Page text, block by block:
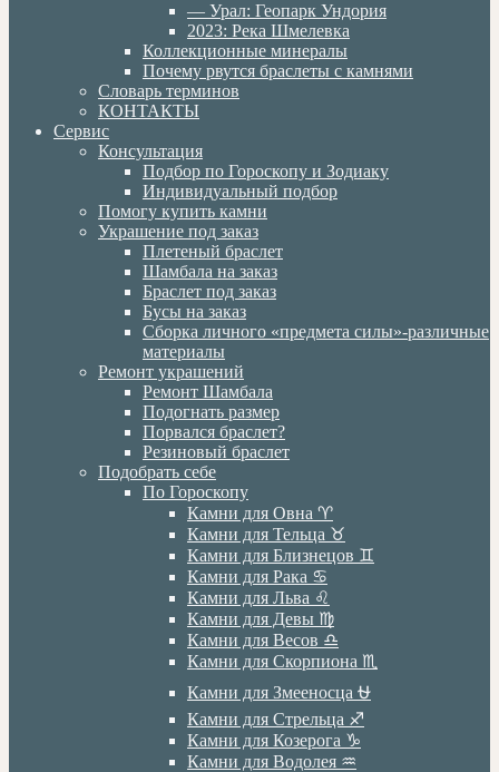
— Урал: Геопарк Ундория
2023: Река Шмелевка
Коллекционные минералы
Почему рвутся браслеты с камнями
Словарь терминов
КОНТАКТЫ
Сервис
Консультация
Подбор по Гороскопу и Зодиаку
Индивидуальный подбор
Помогу купить камни
Украшение под заказ
Плетеный браслет
Шамбала на заказ
Браслет под заказ
Бусы на заказ
Сборка личного «предмета силы»-различные
материалы
Ремонт украшений
Ремонт Шамбала
Подогнать размер
Порвался браслет?
Резиновый браслет
Подобрать себе
По Гороскопу
Камни для Овна ♈️
Камни для Тельца ♉️
Камни для Близнецов ♊️
Камни для Рака ♋️
Камни для Льва ♌️
Камни для Девы ♍️
Камни для Весов ♎️
Камни для Скорпиона ♏️
Камни для Змееносца ⛎
Камни для Стрельца ♐️
Камни для Козерога ♑️
Камни для Водолея ♒️